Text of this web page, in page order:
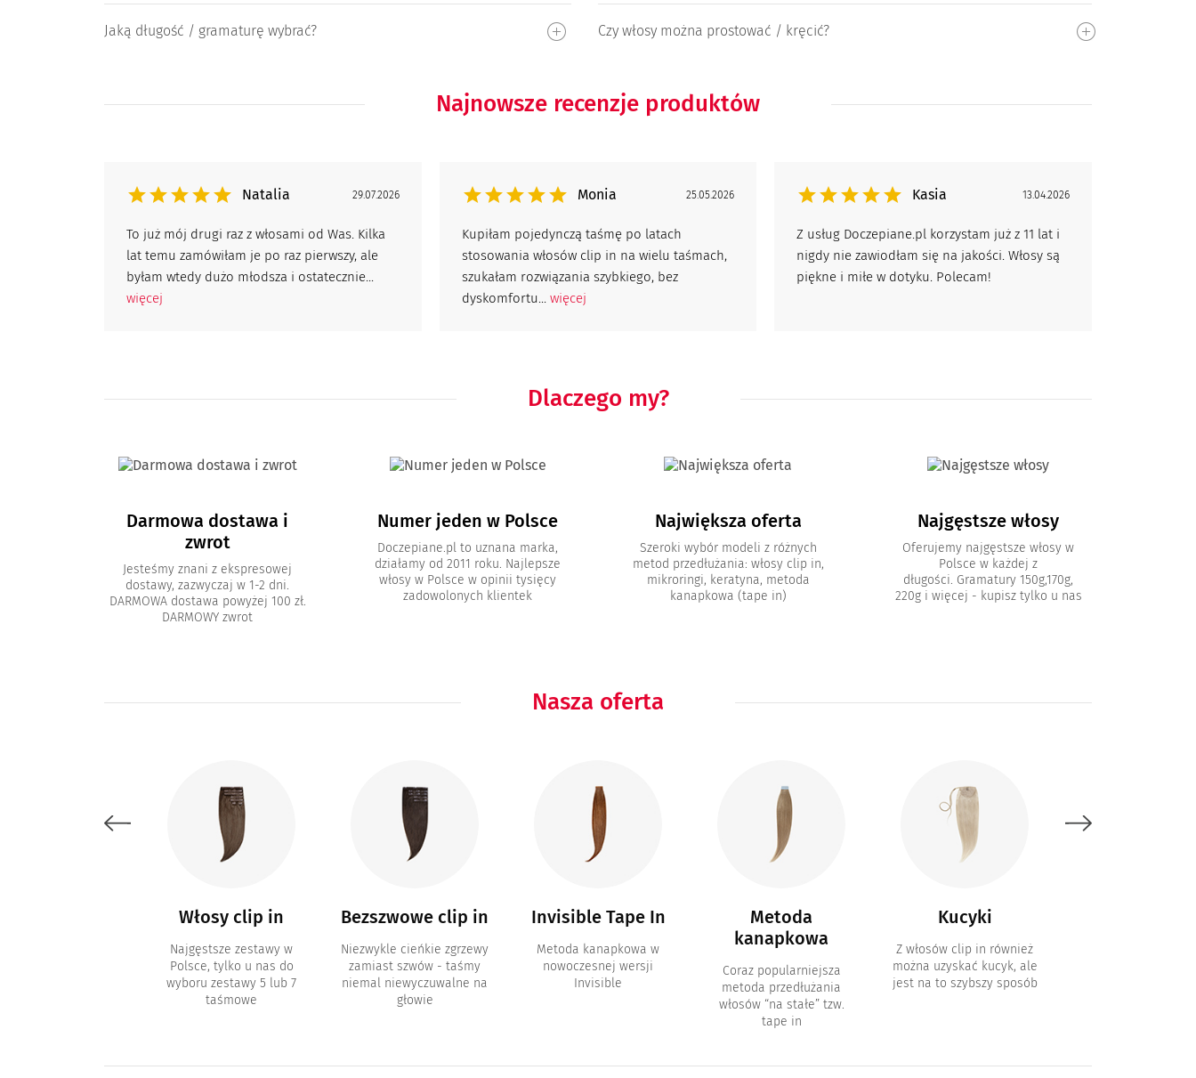
Jaką długość / gramaturę wybrać? Czy włosy można prostować / kręcić?
Najnowsze recenzje produktów
Natalia 29.07.2026
To już mój drugi raz z włosami od Was. Kilka
lat temu zamówiłam je po raz pierwszy, ale
byłam wtedy dużo młodsza i ostatecznie...
więcej
Monia 25.05.2026
Kupiłam pojedynczą taśmę po latach
stosowania włosów clip in na wielu taśmach,
szukałam rozwiązania szybkiego, bez
dyskomfortu... więcej
Kasia 13.04.2026
Z usług Doczepiane.pl korzystam już z 11 lat i
nigdy nie zawiodłam się na jakości. Włosy są
piękne i miłe w dotyku. Polecam!
Dlaczego my?
Darmowa dostawa i
zwrot
Jesteśmy znani z ekspresowej
dostawy, zazwyczaj w 1-2 dni.
DARMOWA dostawa powyżej 100 zł.
DARMOWY zwrot
Numer jeden w Polsce
Doczepiane.pl to uznana marka,
działamy od 2011 roku. Najlepsze
włosy w Polsce w opinii tysięcy
zadowolonych klientek
Największa oferta
Szeroki wybór modeli z różnych
metod przedłużania: włosy clip in,
mikroringi, keratyna, metoda
kanapkowa (tape in)
Najgęstsze włosy
Oferujemy najgęstsze włosy w
Polsce w każdej z
długości. Gramatury 150g,170g,
220g i więcej - kupisz tylko u nas
Nasza oferta
Włosy clip in
Najgęstsze zestawy w
Polsce, tylko u nas do
wyboru zestawy 5 lub 7
taśmowe
Bezszwowe clip in
Niezwykle cieńkie zgrzewy
zamiast szwów - taśmy
niemal niewyczuwalne na
głowie
Invisible Tape In
Metoda kanapkowa w
nowoczesnej wersji
Invisible
Metoda
kanapkowa
Coraz popularniejsza
metoda przedłużania
włosów “na stałe” tzw.
tape in
Kucyki
Z włosów clip in również
można uzyskać kucyk, ale
jest na to szybszy sposób